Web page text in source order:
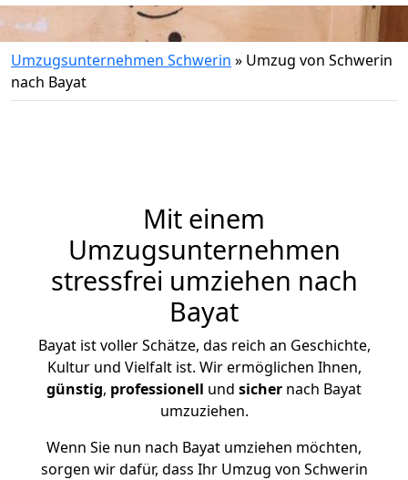
Umzugsunternehmen Schwerin » Umzug von Schwerin
nach Bayat
Mit einem
Umzugsunternehmen
stressfrei umziehen nach
Bayat
Bayat ist voller Schätze, das reich an Geschichte,
Kultur und Vielfalt ist. Wir ermöglichen Ihnen,
günstig, professionell und sicher nach Bayat
umzuziehen.
Wenn Sie nun nach Bayat umziehen möchten,
sorgen wir dafür, dass Ihr Umzug von Schwerin